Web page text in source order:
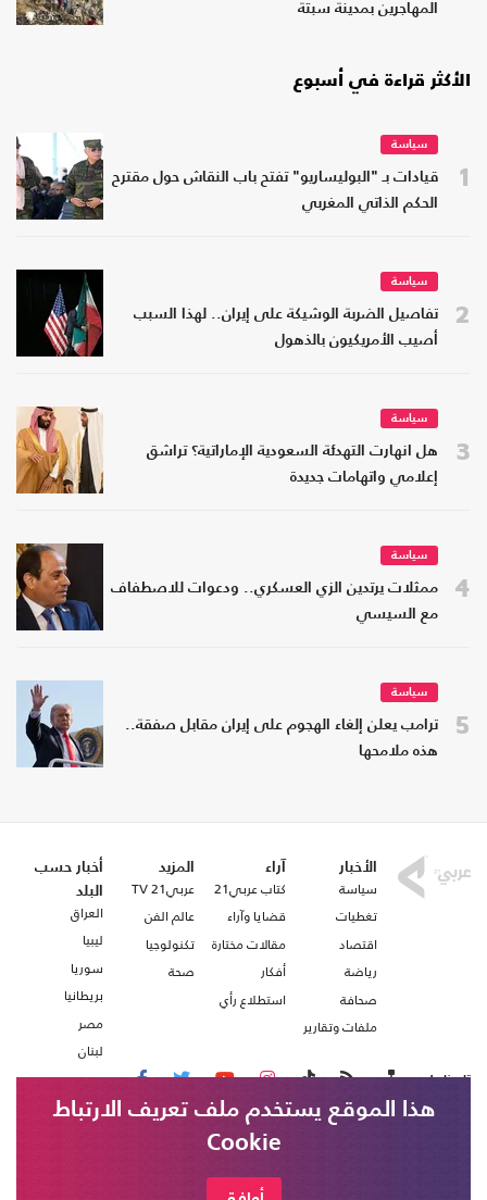
المهاجرين بمدينة سبتة
الأكثر قراءة في أسبوع
1
سياسة
قيادات بـ "البوليساريو" تفتح باب النقاش حول مقترح
الحكم الذاتي المغربي
2
سياسة
تفاصيل الضربة الوشيكة على إيران.. لهذا السبب
أصيب الأمريكيون بالذهول
3
سياسة
هل انهارت التهدئة السعودية الإماراتية؟ تراشق
إعلامي واتهامات جديدة
4
سياسة
ممثلات يرتدين الزي العسكري.. ودعوات للاصطفاف
مع السيسي
5
سياسة
ترامب يعلن إلغاء الهجوم على إيران مقابل صفقة..
هذه ملامحها
الأخبار
سياسة
تغطيات
اقتصاد
رياضة
صحافة
ملفات وتقارير
آراء
كتاب عربي21
قضايا وآراء
مقالات مختارة
أفكار
استطلاع رأي
المزيد
عربي21 TV
عالم الفن
تكنولوجيا
صحة
أخبار حسب
البلد
العراق
ليبيا
سوريا
بريطانيا
مصر
لبنان
تابعنا على
هذا الموقع يستخدم ملف تعريف الارتباط
Cookie